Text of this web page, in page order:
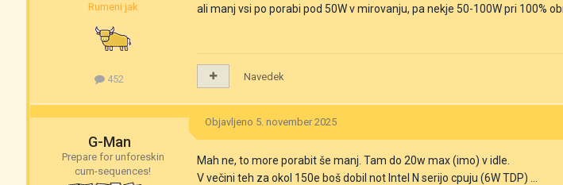
Rumeni jak
452
ali manj vsi po porabi pod 50W v mirovanju, pa nekje 50-100W pri 100%
Navedek
G-Man
Prepare for unforeskin
cum-sequences!
Objavljeno 5. november 2025
Mah ne, to more porabit še manj. Tam do 20w max (imo) v idle.
V večini teh za okol 150e boš dobil not Intel N serijo cpuju (6W TDP) ...